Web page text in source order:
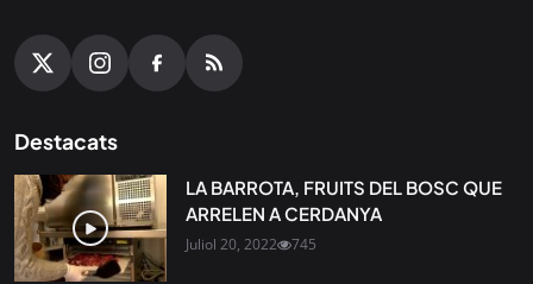
Destacats
LA BARROTA, FRUITS DEL BOSC QUE
ARRELEN A CERDANYA
Juliol 20, 2022 745